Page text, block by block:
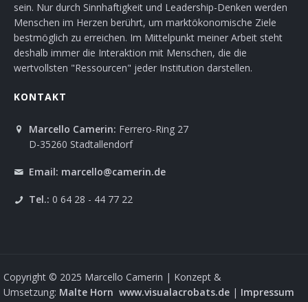
sein. Nur durch Sinnhaftigkeit und Leadership-Denken werden
Menschen im Herzen berührt, um marktökonomische Ziele
bestmöglich zu erreichen. Im Mittelpunkt meiner Arbeit steht
deshalb immer die Interaktion mit Menschen, die die
wertvollsten "Ressourcen" jeder Institution darstellen.
KONTAKT
Marcello Camerin: Ferrero-Ring 27
D-35260 Stadtallendorf
Email: marcello@camerin.de
Tel.: 0 64 28 - 44 77 22
Copyright © 2025 Marcello Camerin | Konzept &
Umsetzung: Malte Horn www.visualacrobats.de | Impressum